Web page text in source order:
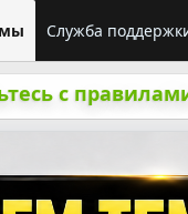
Служба
с